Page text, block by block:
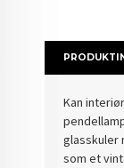
Kan
glasskuler
som et